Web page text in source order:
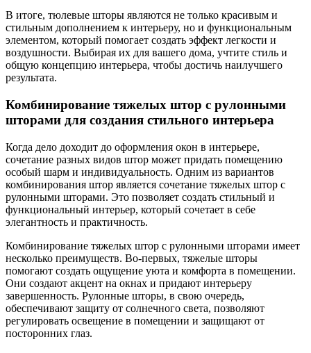
В итоге, тюлевые шторы являются не только красивым и
стильным дополнением к интерьеру, но и функциональным
элементом, который помогает создать эффект легкости и
воздушности. Выбирая их для вашего дома, учтите стиль и
общую концепцию интерьера, чтобы достичь наилучшего
результата.
Комбинирование тяжелых штор с рулонными
шторами для создания стильного интерьера
Когда дело доходит до оформления окон в интерьере,
сочетание разных видов штор может придать помещению
особый шарм и индивидуальность. Одним из вариантов
комбинирования штор является сочетание тяжелых штор с
рулонными шторами. Это позволяет создать стильный и
функциональный интерьер, который сочетает в себе
элегантность и практичность.
Комбинирование тяжелых штор с рулонными шторами имеет
несколько преимуществ. Во-первых, тяжелые шторы
помогают создать ощущение уюта и комфорта в помещении.
Они создают акцент на окнах и придают интерьеру
завершенность. Рулонные шторы, в свою очередь,
обеспечивают защиту от солнечного света, позволяют
регулировать освещение в помещении и защищают от
посторонних глаз.